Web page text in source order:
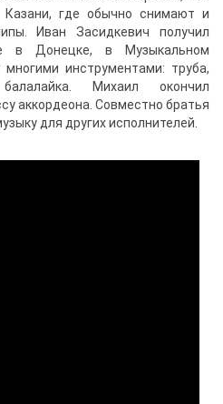
где обычно снимают и
Иван Засидкевич получил
в Донецке, в Музыкальном
инструментами: труба,
Михаил окончил
аккордеона. Совместно братья
для других исполнителей.